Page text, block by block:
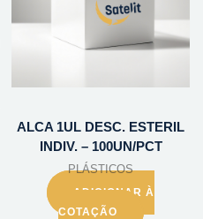
ALCA 1UL DESC. ESTERIL
INDIV. – 100UN/PCT
PLÁSTICOS
ADICIONAR À
COTAÇÃO